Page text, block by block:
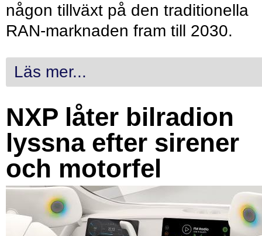
någon tillväxt på den traditionella
RAN-marknaden fram till 2030.
Läs mer...
NXP låter bilradion
lyssna efter sirener
och motorfel